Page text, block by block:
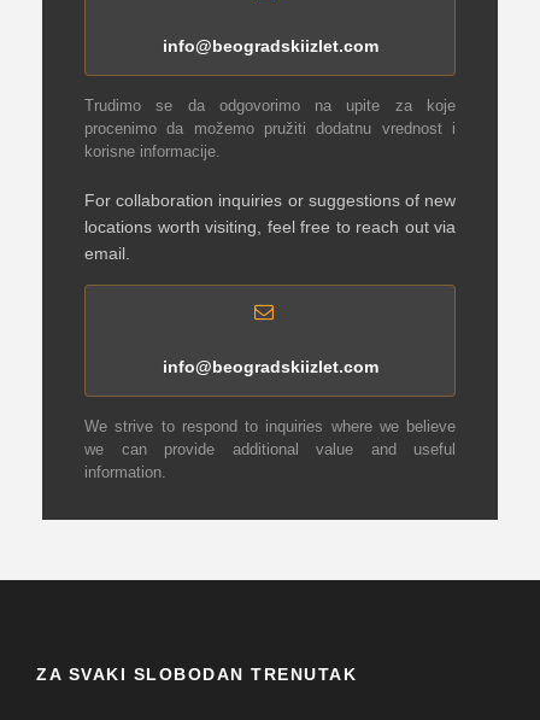
info@beogradskiizlet.com
Trudimo se da odgovorimo na upite za koje
procenimo da možemo pružiti dodatnu vrednost i
korisne informacije.
For collaboration inquiries or suggestions of new
locations worth visiting, feel free to reach out via
email.
info@beogradskiizlet.com
We strive to respond to inquiries where we believe
we can provide additional value and useful
information.
ZA SVAKI SLOBODAN TRENUTAK